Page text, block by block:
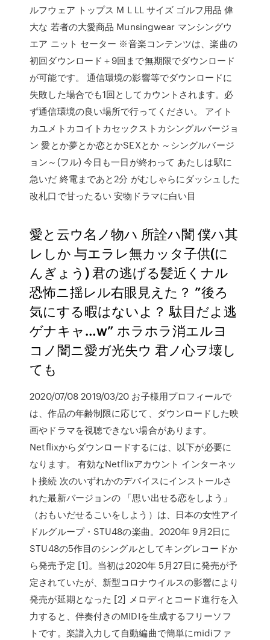
ルフウェア トップス M L LL サイズ ゴルフ用品 偉
大な 若者の大愛商品 Munsingwear マンシングウ
エア ニット セーター ※音楽コンテンツは、楽曲の
初回ダウンロード＋9回まで無期限でダウンロード
が可能です。 通信環境の影響等でダウンロードに
失敗した場合でも1回としてカウントされます。必
ず通信環境の良い場所で行ってください。 アイト
カユメトカコイトカセックストカシングルバージョ
ン 愛とか夢とか恋とかSEXとか ～シングルバージ
ョン～(フル) 今日も一日が終わって あたしは駅に
急いだ 終電まであと2分 がむしゃらにダッシュした
改札口で甘ったるい 安物ドラマに白い目
愛と云ウ名ノ物ハ 所詮ハ闇 僕ハ其
レしか 与エラレ無カッタ子供(に
んぎょう) 君の逃げる髪近くナル
恐怖ニ揺レル右眼見えた？ ”後ろ
気にする暇はないよ？ 駄目だよ逃
ゲナキャ…w” ホラホラ消エルヨ
コノ闇ニ愛ガ光失ウ 君ノ心ヲ壊し
ても
2020/07/08 2019/03/20 お子様用プロフィールで
は、作品の年齢制限に応じて、ダウンロードした映
画やドラマを視聴できない場合があります。
Netflixからダウンロードするには、以下が必要に
なります。 有効なNetflixアカウント インターネッ
ト接続 次のいずれかのデバイスにインストールさ
れた最新バージョンの 「思い出せる恋をしよう」
（おもいだせるこいをしよう）は、日本の女性アイ
ドルグループ・STU48の楽曲。2020年 9月2日に
STU48の5作目のシングルとしてキングレコードか
ら発売予定 [1]。当初は2020年 5月27日に発売が予
定されていたが、新型コロナウイルスの影響により
発売が延期となった [2] メロディとコード進行を入
力すると、伴奏付きのMIDIを生成するフリーソフ
トです。楽譜入力して自動編曲で簡単にmidiファ